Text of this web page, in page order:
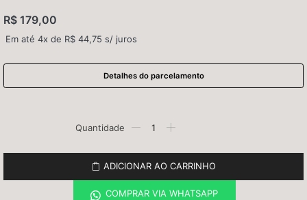
R$ 179,00
Em até 4x de R$ 44,75 s/ juros
Detalhes do parcelamento
ADICIONAR AO CARRINHO
COMPRAR VIA WHATSAPP